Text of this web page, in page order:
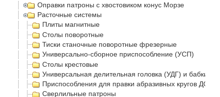
Оправки патроны с хвостовиком конус Морзе
Расточные системы
Плиты магнитные
Столы поворотные
Тиски станочные поворотные фрезерные
Универсально-сборное приспособление (УСП)
Столы крестовые
Универсальная делительная головка (УДГ) и бабки
Приспособления для правки абразивных кругов ДО-
Сверлильные патроны